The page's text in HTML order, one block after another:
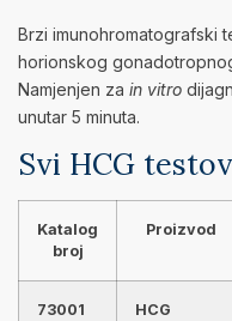
Brzi imunohromatografski
horionskog
Namjenjen za in vitro
unutar 5 minuta.
Svi HCG
Katalog
broj
Proizvod
73001
HCG